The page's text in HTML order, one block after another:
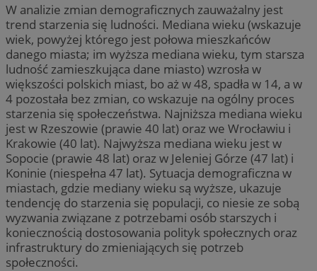
W analizie zmian demograficznych zauważalny jest
trend starzenia się ludności. Mediana wieku (wskazuje
wiek, powyżej którego jest połowa mieszkańców
danego miasta; im wyższa mediana wieku, tym starsza
ludność zamieszkująca dane miasto) wzrosła w
większości polskich miast, bo aż w 48, spadła w 14, a w
4 pozostała bez zmian, co wskazuje na ogólny proces
starzenia się społeczeństwa. Najniższa mediana wieku
jest w Rzeszowie (prawie 40 lat) oraz we Wrocławiu i
Krakowie (40 lat). Najwyższa mediana wieku jest w
Sopocie (prawie 48 lat) oraz w Jeleniej Górze (47 lat) i
Koninie (niespełna 47 lat). Sytuacja demograficzna w
miastach, gdzie mediany wieku są wyższe, ukazuje
tendencję do starzenia się populacji, co niesie ze sobą
wyzwania związane z potrzebami osób starszych i
koniecznością dostosowania polityk społecznych oraz
infrastruktury do zmieniających się potrzeb
społeczności.